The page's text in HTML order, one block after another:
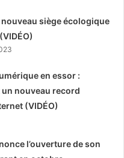
siège écologique
en essor :
un nouveau record
(VIDÉO)
l’ouverture de son